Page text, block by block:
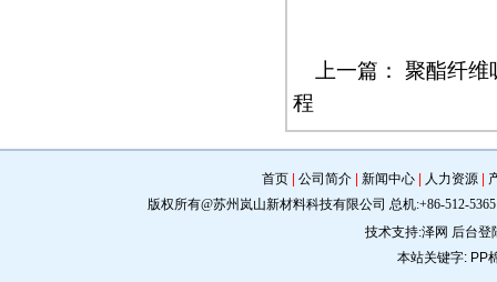
上一篇： 聚酯纤维
程
首页| 公司简介| 新闻中心| 人力资源|
版权所有@苏州岚山新材料科技有限公司 总机:+86-512-5365
技术支持:泽网 后台登
本站关键字: PP